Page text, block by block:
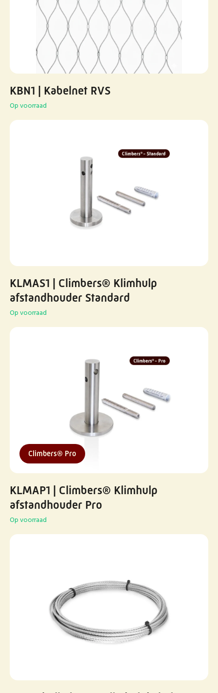
KBN1 | Kabelnet RVS
Op voorraad
KLMAS1 | Climbers® Klimhulp
afstandhouder Standard
Op voorraad
Climbers® Pro
KLMAP1 | Climbers® Klimhulp
afstandhouder Pro
Op voorraad